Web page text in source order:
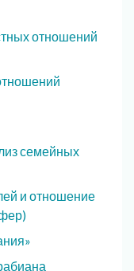
отношений
семейных
и отношение